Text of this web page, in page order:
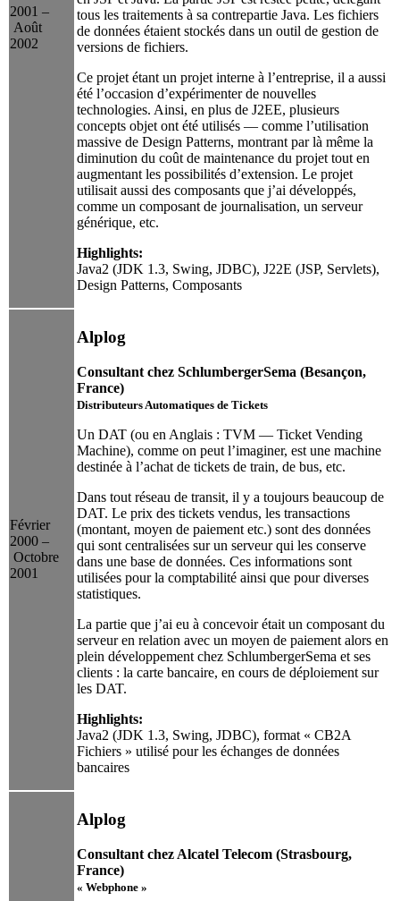
2001 –
Août
2002
tous les traitements à sa contrepartie Java. Les fichiers
de données étaient stockés dans un outil de gestion de
versions de fichiers.
Ce projet étant un projet interne à l’entreprise, il a aussi
été l’occasion d’expérimenter de nouvelles
technologies. Ainsi, en plus de J2EE, plusieurs
concepts objet ont été utilisés — comme l’utilisation
massive de Design Patterns, montrant par là même la
diminution du coût de maintenance du projet tout en
augmentant les possibilités d’extension. Le projet
utilisait aussi des composants que j’ai développés,
comme un composant de journalisation, un serveur
générique, etc.
Highlights:
Java2 (JDK 1.3, Swing, JDBC), J22E (JSP, Servlets),
Design Patterns, Composants
Février
2000 –
Octobre
2001
Alplog
Consultant chez SchlumbergerSema (Besançon,
France)
Distributeurs Automatiques de Tickets
Un DAT (ou en Anglais : TVM — Ticket Vending
Machine), comme on peut l’imaginer, est une machine
destinée à l’achat de tickets de train, de bus, etc.
Dans tout réseau de transit, il y a toujours beaucoup de
DAT. Le prix des tickets vendus, les transactions
(montant, moyen de paiement etc.) sont des données
qui sont centralisées sur un serveur qui les conserve
dans une base de données. Ces informations sont
utilisées pour la comptabilité ainsi que pour diverses
statistiques.
La partie que j’ai eu à concevoir était un composant du
serveur en relation avec un moyen de paiement alors en
plein développement chez SchlumbergerSema et ses
clients : la carte bancaire, en cours de déploiement sur
les DAT.
Highlights:
Java2 (JDK 1.3, Swing, JDBC), format « CB2A
Fichiers » utilisé pour les échanges de données
bancaires
Alplog
Consultant chez Alcatel Telecom (Strasbourg,
France)
« Webphone »